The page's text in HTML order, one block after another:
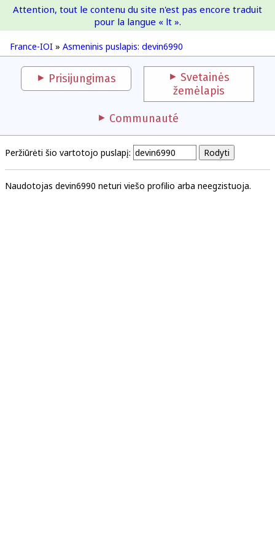
France-IOI
France-IOI » Asmeninis puslapis: devin6990
Attention, tout le contenu du site n'est pas encore traduit
pour la langue « lt ».
Prisijungimas
Svetainės
žemėlapis
Communauté
Peržiūrėti šio vartotojo puslapį:
Naudotojas devin6990 neturi viešo profilio arba neegzistuoja.